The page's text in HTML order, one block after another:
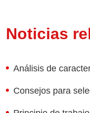
escobillas de 600
Bomba de refuerzo
Bomba de refuerzo
escobillas de
Noticias
Análisis de
Consejos para